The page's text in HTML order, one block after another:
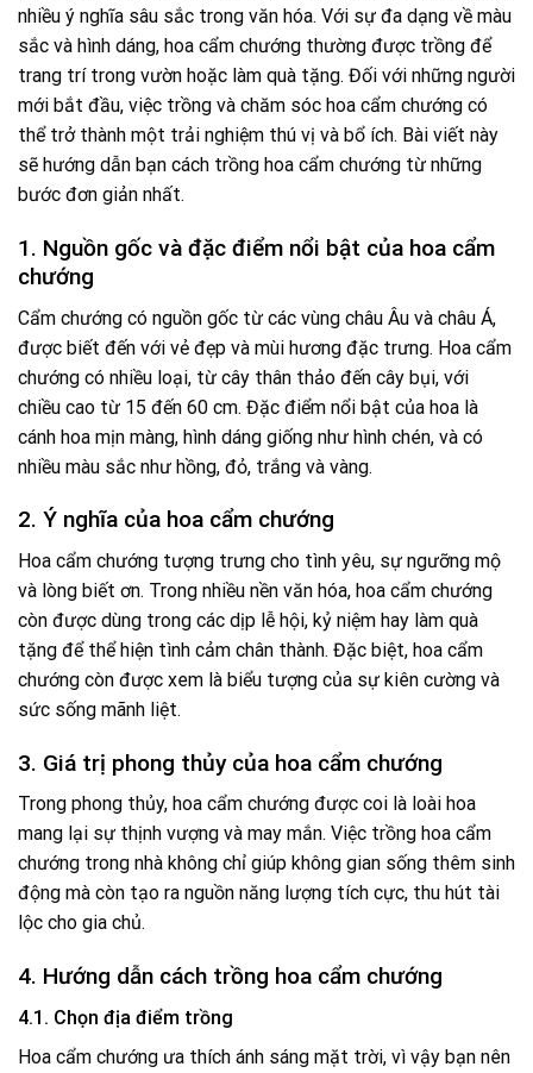
nhiều ý nghĩa sâu sắc trong văn hóa. Với sự đa dạng về màu
sắc và hình dáng, hoa cẩm chướng thường được trồng để
trang trí trong vườn hoặc làm quà tặng. Đối với những người
mới bắt đầu, việc trồng và chăm sóc hoa cẩm chướng có
thể trở thành một trải nghiệm thú vị và bổ ích. Bài viết này
sẽ hướng dẫn bạn cách trồng hoa cẩm chướng từ những
bước đơn giản nhất.
1. Nguồn gốc và đặc điểm nổi bật của hoa cẩm
chướng
Cẩm chướng có nguồn gốc từ các vùng châu Âu và châu Á,
được biết đến với vẻ đẹp và mùi hương đặc trưng. Hoa cẩm
chướng có nhiều loại, từ cây thân thảo đến cây bụi, với
chiều cao từ 15 đến 60 cm. Đặc điểm nổi bật của hoa là
cánh hoa mịn màng, hình dáng giống như hình chén, và có
nhiều màu sắc như hồng, đỏ, trắng và vàng.
2. Ý nghĩa của hoa cẩm chướng
Hoa cẩm chướng tượng trưng cho tình yêu, sự ngưỡng mộ
và lòng biết ơn. Trong nhiều nền văn hóa, hoa cẩm chướng
còn được dùng trong các dịp lễ hội, kỷ niệm hay làm quà
tặng để thể hiện tình cảm chân thành. Đặc biệt, hoa cẩm
chướng còn được xem là biểu tượng của sự kiên cường và
sức sống mãnh liệt.
3. Giá trị phong thủy của hoa cẩm chướng
Trong phong thủy, hoa cẩm chướng được coi là loài hoa
mang lại sự thịnh vượng và may mắn. Việc trồng hoa cẩm
chướng trong nhà không chỉ giúp không gian sống thêm sinh
động mà còn tạo ra nguồn năng lượng tích cực, thu hút tài
lộc cho gia chủ.
4. Hướng dẫn cách trồng hoa cẩm chướng
4.1. Chọn địa điểm trồng
Hoa cẩm chướng ưa thích ánh sáng mặt trời, vì vậy bạn nên